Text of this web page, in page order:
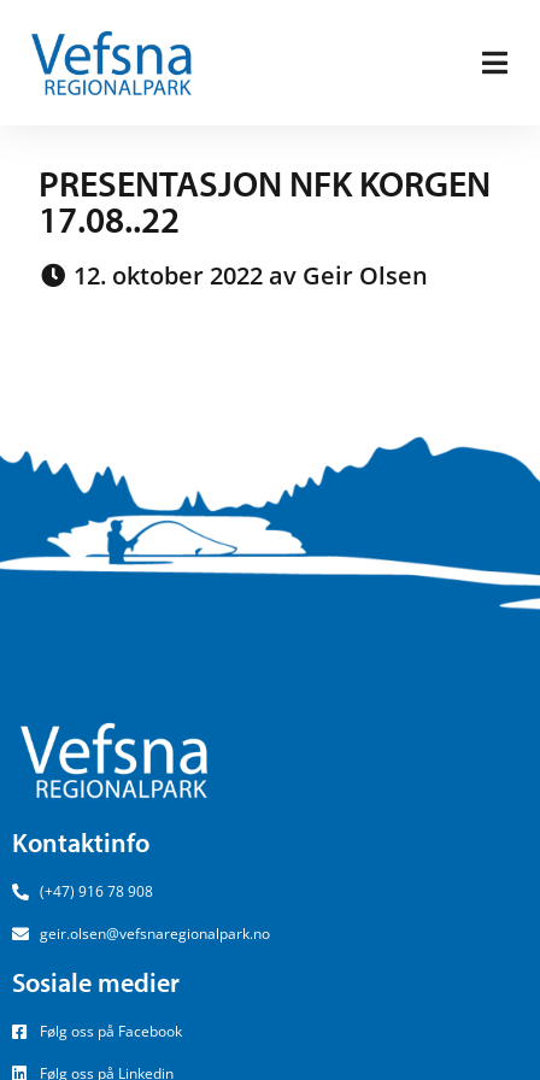
PRESENTASJON NFK KORGEN
17.08..22
12. oktober 2022 av Geir Olsen
Kontaktinfo
(+47) 916 78 908
geir.olsen@vefsnaregionalpark.no
Sosiale medier
Følg oss på Facebook
Følg oss på Linkedin